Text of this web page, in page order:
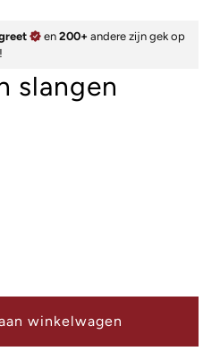
en 200+ andere zijn gek op
slangen
winkelwagen